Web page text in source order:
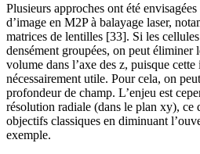
Plusieurs approches ont été
d’image en M2P à balayage laser,
matrices de lentilles [33]. Si les
densément groupées, on peut éliminer
volume dans l’axe des z, puisque
nécessairement utile. Pour cela, on
profondeur de champ. L’enjeu est
résolution radiale (dans le plan xy), ce
objectifs classiques en diminuant
exemple.